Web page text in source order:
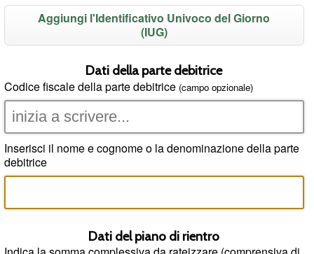
Aggiungi l'Identificativo Univoco del Giorno
(IUG)
Dati della parte debitrice
Codice fiscale della parte debitrice (campo opzionale)
Inserisci il nome e cognome o la denominazione della parte
debitrice
Dati del piano di rientro